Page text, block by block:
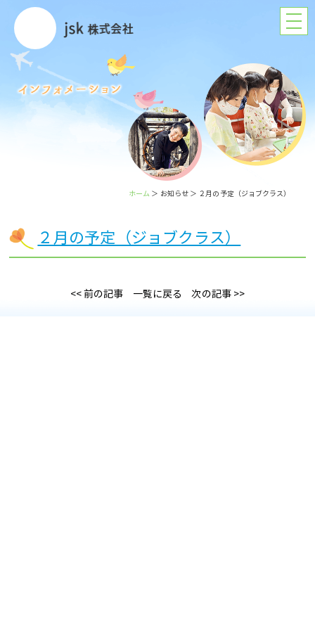
ホーム ＞ お知らせ ＞ ２月の予定（ジョブクラス）
２月の予定（ジョブクラス）
<< 前の記事 一覧に戻る 次の記事 >>